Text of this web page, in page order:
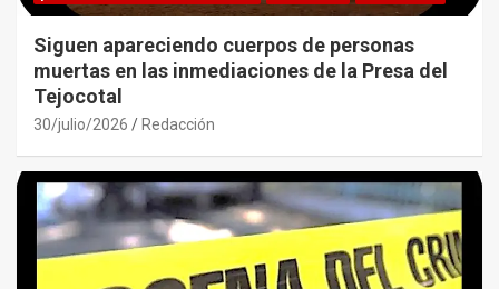
Siguen apareciendo cuerpos de personas
muertas en las inmediaciones de la Presa del
Tejocotal
30/julio/2026 Redacción